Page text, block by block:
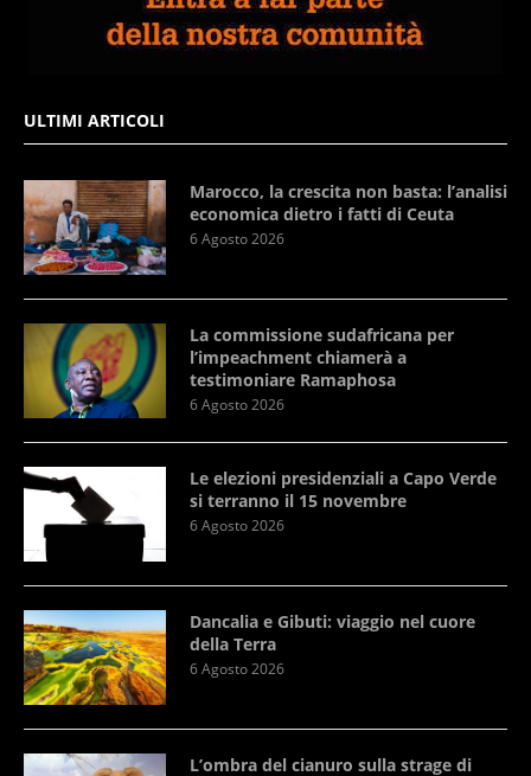
ULTIMI ARTICOLI
Marocco, la crescita non basta: l’analisi
economica dietro i fatti di Ceuta
6 Agosto 2026
La commissione sudafricana per
l’impeachment chiamerà a
testimoniare Ramaphosa
6 Agosto 2026
Le elezioni presidenziali a Capo Verde
si terranno il 15 novembre
6 Agosto 2026
Dancalia e Gibuti: viaggio nel cuore
della Terra
6 Agosto 2026
L’ombra del cianuro sulla strage di